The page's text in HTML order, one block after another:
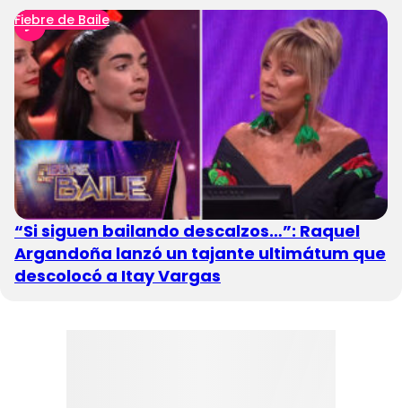
Fiebre de Baile
“Si siguen bailando descalzos…”: Raquel
Argandoña lanzó un tajante ultimátum que
descolocó a Itay Vargas